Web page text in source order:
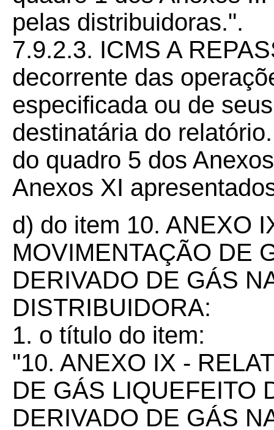
pelas distribuidoras.".
7.9.2.3. ICMS A
decorrente das
especificada ou de
destinatária do
do quadro 5 dos
Anexos XI
d) do item 10. ANEXO
MOVIMENTAÇÃO DE
DERIVADO DE GÁS
DISTRIBUIDORA:
1. o título do item:
"10. ANEXO IX -
DE GÁS LIQUEFEITO
DERIVADO DE GÁS